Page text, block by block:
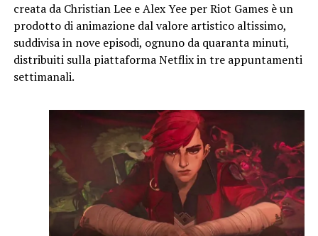
creata da Christian Lee e Alex Yee per Riot Games è un
prodotto di animazione dal valore artistico altissimo,
suddivisa in nove episodi, ognuno da quaranta minuti,
distribuiti sulla piattaforma Netflix in tre appuntamenti
settimanali.